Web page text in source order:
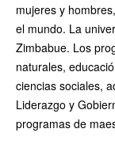
mujeres y
el mundo. La
Zimbabue. Los
naturales,
ciencias sociales,
Liderazgo y
programas de